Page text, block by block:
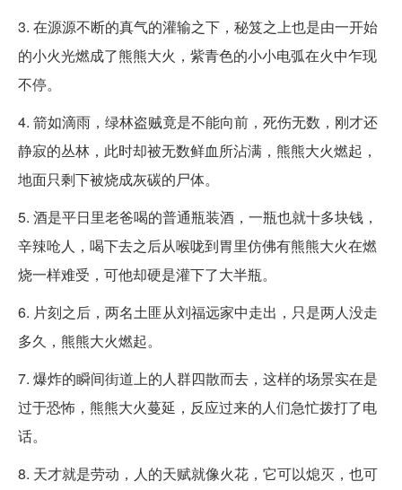
3. 在源源不断的真气的灌输之下，秘笈之上也是由一开始
的小火光燃成了熊熊大火，紫青色的小小电弧在火中乍现
不停。
4. 箭如滴雨，绿林盗贼竟是不能向前，死伤无数，刚才还
静寂的丛林，此时却被无数鲜血所沾满，熊熊大火燃起，
地面只剩下被烧成灰碳的尸体。
5. 酒是平日里老爸喝的普通瓶装酒，一瓶也就十多块钱，
辛辣呛人，喝下去之后从喉咙到胃里仿佛有熊熊大火在燃
烧一样难受，可他却硬是灌下了大半瓶。
6. 片刻之后，两名土匪从刘福远家中走出，只是两人没走
多久，熊熊大火燃起。
7. 爆炸的瞬间街道上的人群四散而去，这样的场景实在是
过于恐怖，熊熊大火蔓延，反应过来的人们急忙拨打了电
话。
8. 天才就是劳动，人的天赋就像火花，它可以熄灭，也可